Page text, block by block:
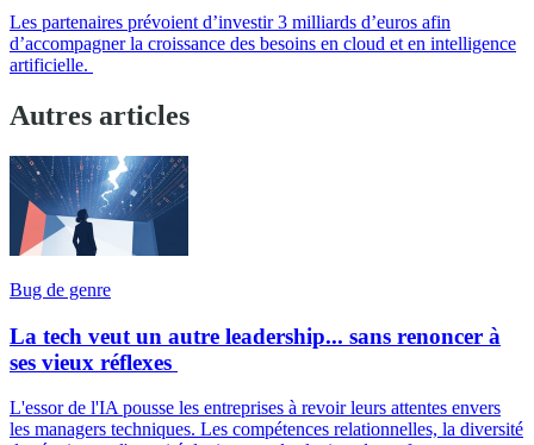
Les partenaires prévoient d’investir 3 milliards d’euros afin
d’accompagner la croissance des besoins en cloud et en intelligence
artificielle.
Autres articles
Bug de genre
La tech veut un autre leadership... sans renoncer à
ses vieux réflexes
L'essor de l'IA pousse les entreprises à revoir leurs attentes envers
les managers techniques. Les compétences relationnelles, la diversité